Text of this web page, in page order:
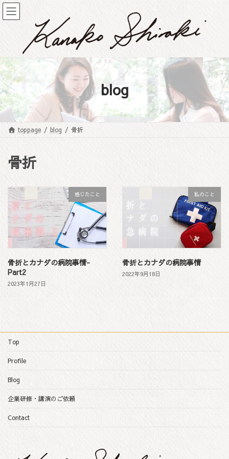
コ
ン
へ
ス
キ
ッ
プ
ナ
ビ
ョ
ン
に
移
動
blog
toppage blog 骨折
骨折
感じたこと
骨折とカナダの病院事情-
Part2
2023年1月27日
私のこと
骨折とカナダの病院事情
2022年9月18日
Top
Profile
Blog
企業研修・講演のご依頼
Contact